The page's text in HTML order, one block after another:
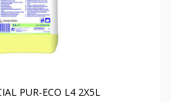
PUR-ECO L4 2X5L